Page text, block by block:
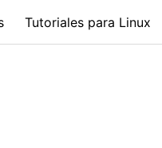
Tutoriales para Linux